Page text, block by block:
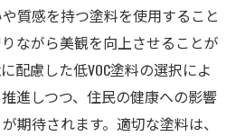
質感を持つ塗料を使用すること
ながら美観を向上させることが
配慮した低VOC塗料の選択によ
進しつつ、住民の健康への影響
期待されます。適切な塗料は、